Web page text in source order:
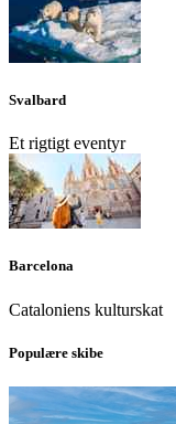
Svalbard
Et rigtigt eventyr
Barcelona
Cataloniens kulturskat
Populære skibe